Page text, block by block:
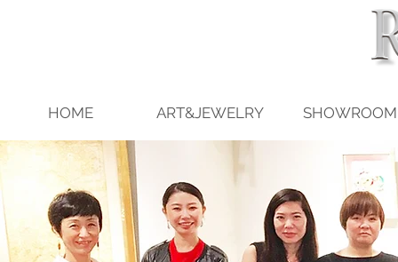
HOME ART&JEWELRY SHOWROOM